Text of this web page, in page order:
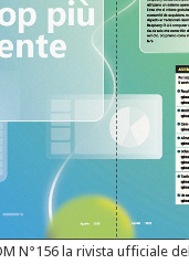
N°156 la rivista ufficiale